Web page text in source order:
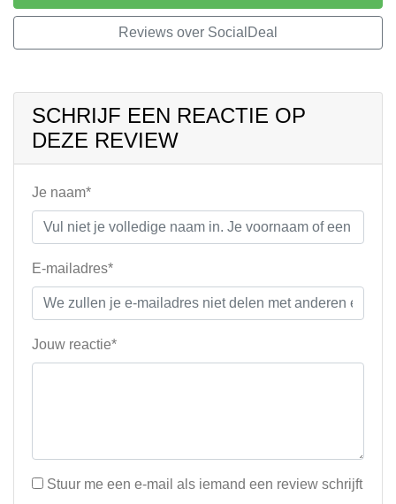
Reviews over SocialDeal
SCHRIJF EEN REACTIE OP
DEZE REVIEW
Je naam*
E-mailadres*
Jouw reactie*
Stuur me een e-mail als iemand een review schrijft